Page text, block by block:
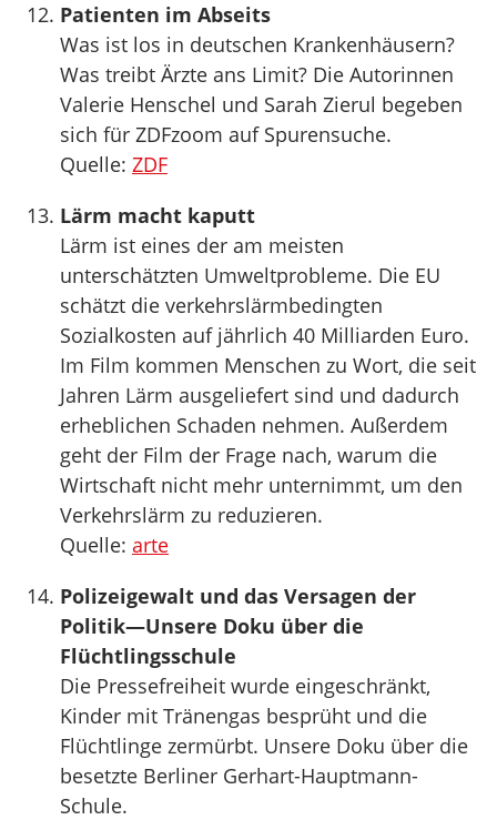
Patienten im Abseits
Was ist los in deutschen Krankenhäusern?
Was treibt Ärzte ans Limit? Die Autorinnen
Valerie Henschel und Sarah Zierul begeben
sich für ZDFzoom auf Spurensuche.
Quelle: ZDF
Lärm macht kaputt
Lärm ist eines der am meisten
unterschätzten Umweltprobleme. Die EU
schätzt die verkehrslärmbedingten
Sozialkosten auf jährlich 40 Milliarden Euro.
Im Film kommen Menschen zu Wort, die seit
Jahren Lärm ausgeliefert sind und dadurch
erheblichen Schaden nehmen. Außerdem
geht der Film der Frage nach, warum die
Wirtschaft nicht mehr unternimmt, um den
Verkehrslärm zu reduzieren.
Quelle: arte
Polizeigewalt und das Versagen der
Politik—Unsere Doku über die
Flüchtlingsschule
Die Pressefreiheit wurde eingeschränkt,
Kinder mit Tränengas besprüht und die
Flüchtlinge zermürbt. Unsere Doku über die
besetzte Berliner Gerhart-Hauptmann-
Schule.